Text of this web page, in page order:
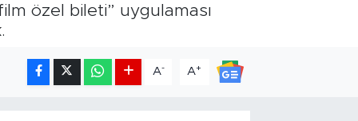
özel bileti” uygulaması
A- A+